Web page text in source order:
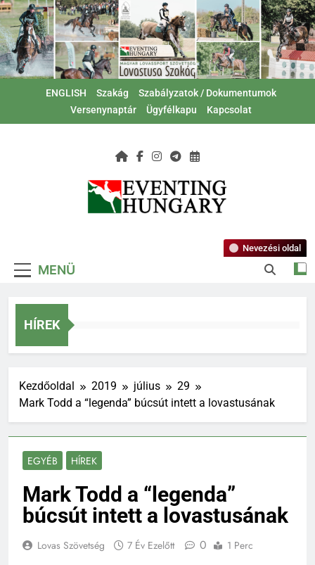
Ugrás
a
tartalomra
ENGLISH Szakág
Szabályzatok / Dokumentumok
Versenynaptár
Ügyfélkapu Kapcsolat
Magyar Lovas
Szövetség –
MENÜ
Nevezési oldal
HÍREK
Kezdőoldal 2019 július
29
Mark Todd a “legenda” búcsút intett a lovastusának
EGYÉB HÍREK
Mark Todd a “legenda”
búcsút intett a lovastusának
Lovas Szövetség 7 Év Ezelőtt 0 1 Perc